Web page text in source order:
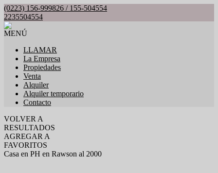
(0223) 156-999826 / 155-504554
2235504554
MENÚ
LLAMAR
La Empresa
Propiedades
Venta
Alquiler
Alquiler temporario
Contacto
VOLVER A
RESULTADOS
AGREGAR A
FAVORITOS
Casa en PH en Rawson al 2000